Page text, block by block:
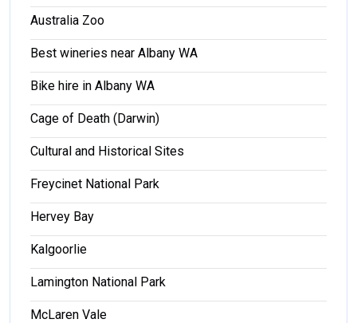
Australia Zoo
Best wineries near Albany WA
Bike hire in Albany WA
Cage of Death (Darwin)
Cultural and Historical Sites
Freycinet National Park
Hervey Bay
Kalgoorlie
Lamington National Park
McLaren Vale